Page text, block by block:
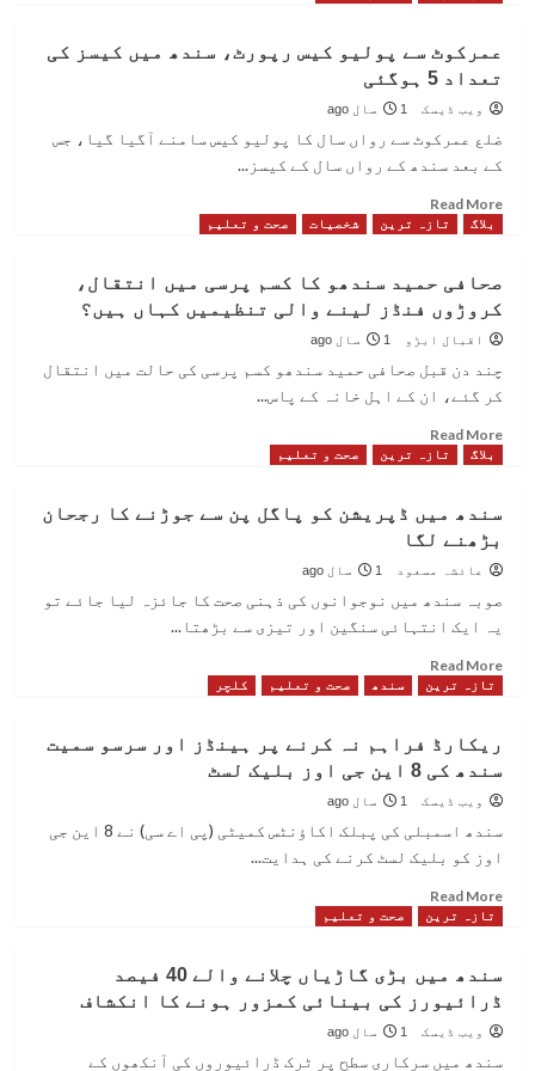
کو
لائسنس
دے
فیصل
کالونی
میں
طبی
کیمپ
انعقاد،
فراہم
کی
گئیں
عمرکوٹ سے پولیو کیس رپورٹ، سندھ میں کیسز کی
تعداد 5 ہوگئی
ویب ڈیسک 1 سال ago
ضلع عمرکوٹ سے رواں سال کا پولیو کیس سامنے آگیا گیا، جس
کے بعد سندھ کے رواں سال کے کیسز...
Read More
more
سے
پولیو
کیس
سندھ
میں
کی
ہوگئی
بلاگ تازہ ترین شخصیات صحت و تعلیم
صحافی حمید سندھو کا کسم پرسی میں انتقال،
کروڑوں فنڈز لینے والی تنظیمیں کہاں ہیں؟
اقبال ابڑو 1 سال ago
چند دن قبل صحافی حمید سندھو کسم پرسی کی حالت میں انتقال
کر گئے، ان کے اہل خانہ کے پاس...
Read More
more
حمید
سندھو
کا
پرسی
میں
کروڑوں
والی
تنظیمیں
کہاں
بلاگ تازہ ترین صحت و تعلیم
سندھ میں ڈپریشن کو پاگل پن سے جوڑنے کا رجحان
بڑھنے لگا
عائشہ مسعود 1 سال ago
صوبہ سندھ میں نوجوانوں کی ذہنی صحت کا جائزہ لیا جائے تو
یہ ایک انتہائی سنگین اور تیزی سے بڑھتا...
Read More
more
میں
ڈپریشن
کو
پن
سے
کا
لگا
تازہ ترین سندھ صحت و تعلیم کلچر
ریکارڈ فراہم نہ کرنے پر ہینڈز اور سرسو سمیت
سندھ کی 8 این جی اوز بلیک لسٹ
ویب ڈیسک 1 سال ago
سندھ اسمبلی کی پبلک اکاؤنٹس کمیٹی (پی اے سی) نے 8 این جی
اوز کو بلیک لسٹ کرنے کی ہدایت...
Read More
more
فراہم
نہ
کرنے
تازہ ترین صحت و تعلیم
سندھ میں بڑی گاڑیاں چلانے والے 40 فیصد
ڈرائیورز کی بینائی کمزور ہونے کا انکشاف
ویب ڈیسک 1 سال ago
سندھ میں سرکاری سطح پر ٹرک ڈرائیوروں کی آنکھوں کے